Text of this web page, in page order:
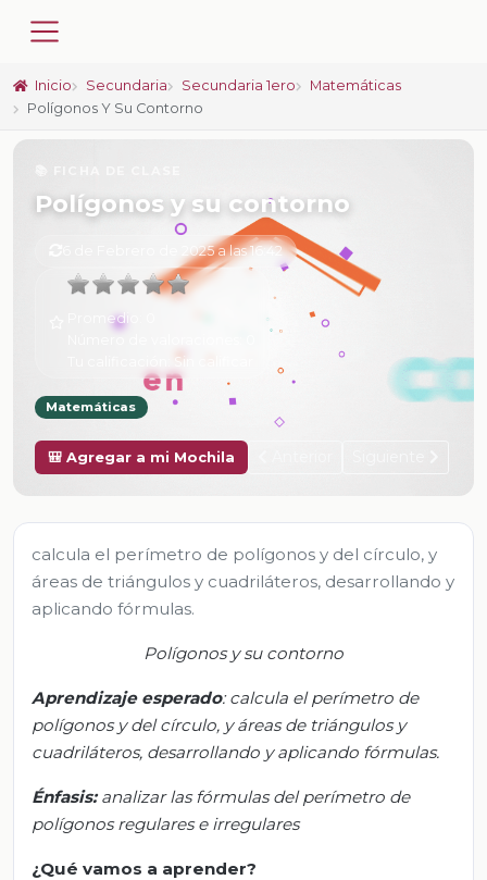
Inicio Secundaria Secundaria 1ero
Matemáticas
Polígonos Y Su Contorno
Polígonos y su contorno
6 de Febrero de 2025 a las 16:42
Promedio:
Sin calificar
Matemáticas
🎒 Agregar a mi Mochila
calcula el perímetro de polígonos y del círculo, y
áreas de triángulos y cuadriláteros, desarrollando y
aplicando fórmulas.
Polígonos y su contorno
Aprendizaje esperado:calcula el perímetro de
polígonos y del círculo, y áreas de triángulos y
cuadriláteros, desarrollando y aplicando fórmulas.
Énfasis: analizar las fórmulas del perímetro de
polígonos regulares e irregulares
¿Qué vamos a aprender?